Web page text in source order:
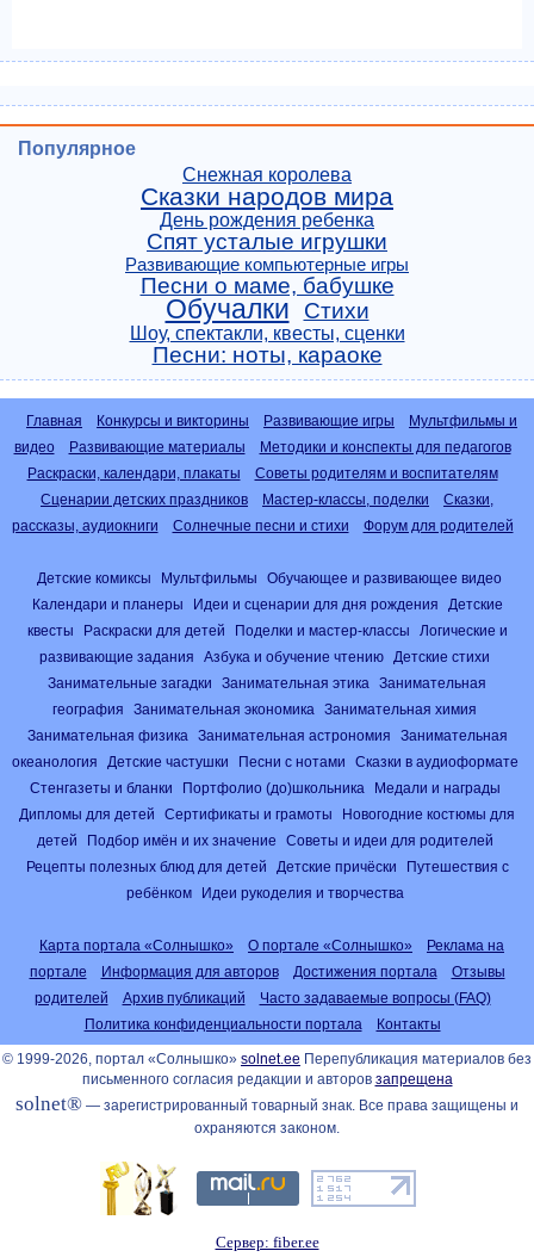
Популярное
Снежная королева
Сказки народов мира
День рождения ребенка
Спят усталые игрушки
Развивающие компьютерные игры
Песни о маме, бабушке
Обучалки Стихи
Шоу, спектакли, квесты, сценки
Песни: ноты, караоке
Главная Конкурсы и викторины Развивающие игры
Мультфильмы и
видео
Развивающие материалы
Методики и конспекты для педагогов
Раскраски, календари, плакаты
Советы родителям и воспитателям
Сценарии детских праздников
Мастер-классы, поделки
Сказки,
рассказы, аудиокниги
Солнечные песни и стихи Форум для родителей
Детские комиксы Мультфильмы
Обучающее и развивающее видео
Календари и планеры
Идеи и сценарии для дня рождения
Детские
квесты
Раскраски для детей Поделки и мастер-классы
Логические и
развивающие задания
Азбука и обучение чтению
Детские стихи
Занимательные загадки
Занимательная этика
Занимательная
география
Занимательная экономика
Занимательная химия
Занимательная физика
Занимательная астрономия
Занимательная
океанология
Детские частушки Песни с нотами
Сказки в аудиоформате
Стенгазеты и бланки
Портфолио (до)школьника
Медали и награды
Дипломы для детей
Сертификаты и грамоты
Новогодние костюмы для
детей
Подбор имён и их значение
Советы и идеи для родителей
Рецепты полезных блюд для детей
Детские причёски
Путешествия с
ребёнком
Идеи рукоделия и творчества
Карта портала «Солнышко» О портале «Солнышко»
Реклама на
портале
Информация для авторов Достижения портала
Отзывы
родителей
Архив публикаций
Часто задаваемые вопросы (FAQ)
Политика конфиденциальности портала
Контакты
© 1999-2026, портал «Солнышко» solnet.ee Перепубликация материалов без
письменного согласия редакции и авторов запрещена
solnet® — зарегистрированный товарный знак. Все права защищены и
охраняются законом.
Сервер: fiber.ee